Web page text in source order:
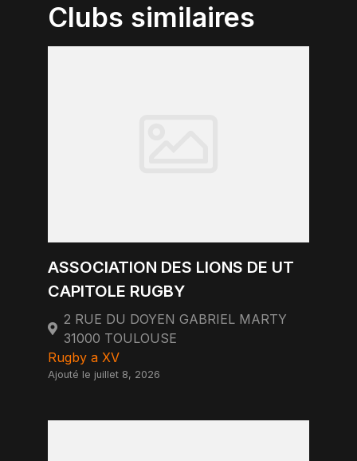
Clubs similaires
ASSOCIATION DES LIONS DE UT
CAPITOLE RUGBY
2 RUE DU DOYEN GABRIEL MARTY
31000 TOULOUSE
Rugby a XV
Ajouté le juillet 8, 2026